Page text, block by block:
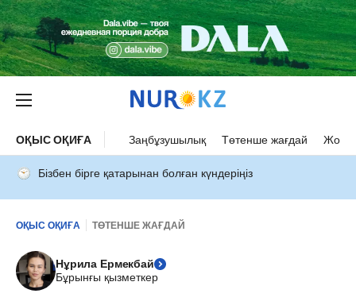
ОҚЫС ОҚИҒА Заңбұзушылық Төтенше жағдай Жол
Бізбен бірге қатарынан болған күндеріңіз
ОҚЫС ОҚИҒА ТӨТЕНШЕ ЖАҒДАЙ
Нұрила Ермекбай
Бұрынғы қызметкер